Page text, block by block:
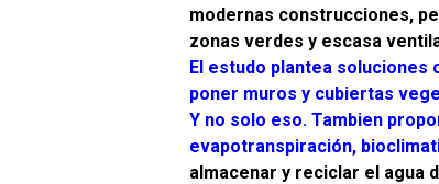
modernas construcciones,
zonas verdes y escasa
El estudo plantea soluciones
poner muros y cubiertas
Y no solo eso. Tambien
evapotranspiración,
almacenar y reciclar el agua